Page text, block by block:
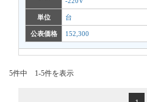
単位 台
公表価格 152,300
5件中 1-5件を表示